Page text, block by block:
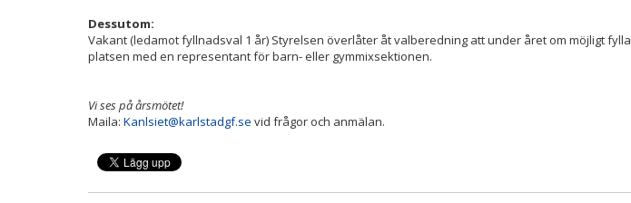
Dessutom:
Vakant (ledamot fyllnadsval 1 år) Styrelsen överlåter åt valberedning att under året om möjligt fylla
platsen med en representant för barn- eller gymmixsektionen.
Vi ses på årsmötet!
Maila: Kanlsiet@karlstadgf.se vid frågor och anmälan.